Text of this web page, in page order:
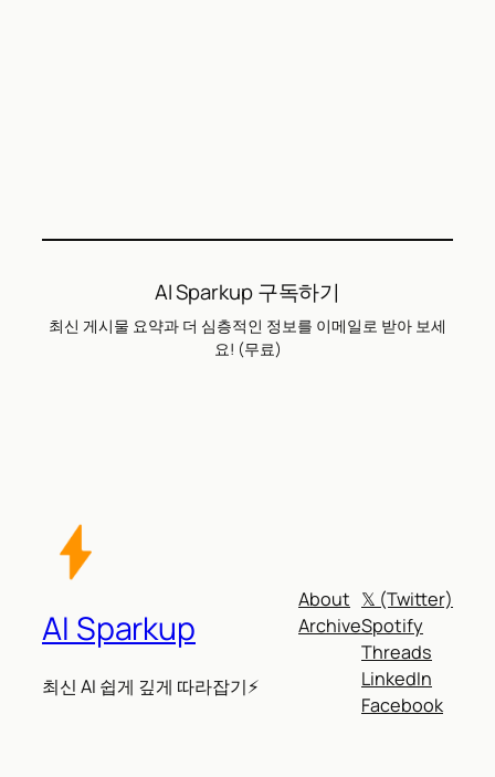
AI Sparkup 구독하기
최신 게시물 요약과 더 심층적인 정보를 이메일로 받아 보세
요! (무료)
AI Sparkup
최신 AI 쉽게 깊게 따라잡기⚡
About
Archive
𝕏 (Twitter)
Spotify
Threads
LinkedIn
Facebook